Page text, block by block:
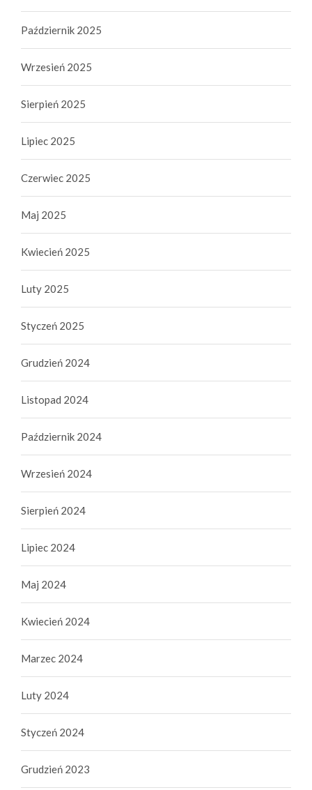
Październik 2025
Wrzesień 2025
Sierpień 2025
Lipiec 2025
Czerwiec 2025
Maj 2025
Kwiecień 2025
Luty 2025
Styczeń 2025
Grudzień 2024
Listopad 2024
Październik 2024
Wrzesień 2024
Sierpień 2024
Lipiec 2024
Maj 2024
Kwiecień 2024
Marzec 2024
Luty 2024
Styczeń 2024
Grudzień 2023